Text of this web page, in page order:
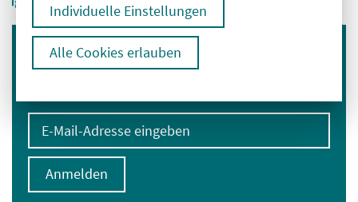
Individuelle Einstellungen
Alle Cookies erlauben
Immer informiert bleiben
E-Mail-Adresse eingeben
Anmelden